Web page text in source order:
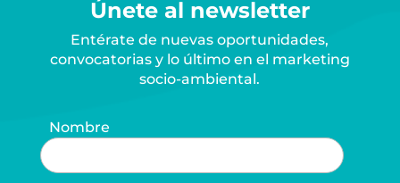
Únete al newsletter
Entérate de nuevas oportunidades,
convocatorias y lo último en el marketing
socio-ambiental.
Nombre